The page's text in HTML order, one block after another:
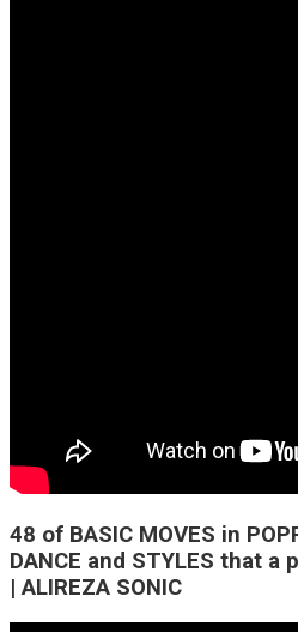
48 of BASIC MOVES in
DANCE and STYLES that
| ALIREZA SONIC